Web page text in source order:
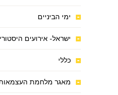
ימי הביניים
ישראל- אירועים
כללי
מאגר מלחמת